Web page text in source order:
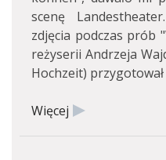
scenę
zdjęcia podczas prób
reżyserii Andrzeja
Hochzeit)
Więcej